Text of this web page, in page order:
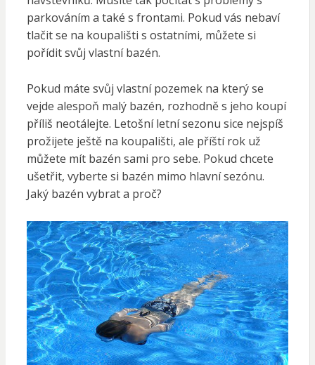
parkováním a také s frontami. Pokud vás nebaví
tlačit se na koupališti s ostatními, můžete si
pořídit svůj vlastní bazén.
Pokud máte svůj vlastní pozemek na který se
vejde alespoň malý bazén, rozhodně s jeho koupí
příliš neotálejte. Letošní letní sezonu sice nejspíš
prožijete ještě na koupališti, ale příští rok už
můžete mít bazén sami pro sebe. Pokud chcete
ušetřit, vyberte si bazén mimo hlavní sezónu.
Jaký bazén vybrat a proč?